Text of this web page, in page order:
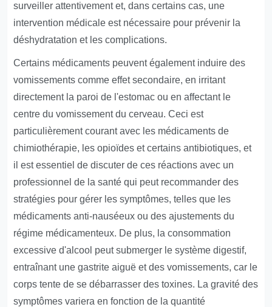
surveiller attentivement et, dans certains cas, une
intervention médicale est nécessaire pour prévenir la
déshydratation et les complications.
Certains médicaments peuvent également induire des
vomissements comme effet secondaire, en irritant
directement la paroi de l'estomac ou en affectant le
centre du vomissement du cerveau. Ceci est
particulièrement courant avec les médicaments de
chimiothérapie, les opioïdes et certains antibiotiques, et
il est essentiel de discuter de ces réactions avec un
professionnel de la santé qui peut recommander des
stratégies pour gérer les symptômes, telles que les
médicaments anti-nauséeux ou des ajustements du
régime médicamenteux. De plus, la consommation
excessive d'alcool peut submerger le système digestif,
entraînant une gastrite aiguë et des vomissements, car le
corps tente de se débarrasser des toxines. La gravité des
symptômes variera en fonction de la quantité